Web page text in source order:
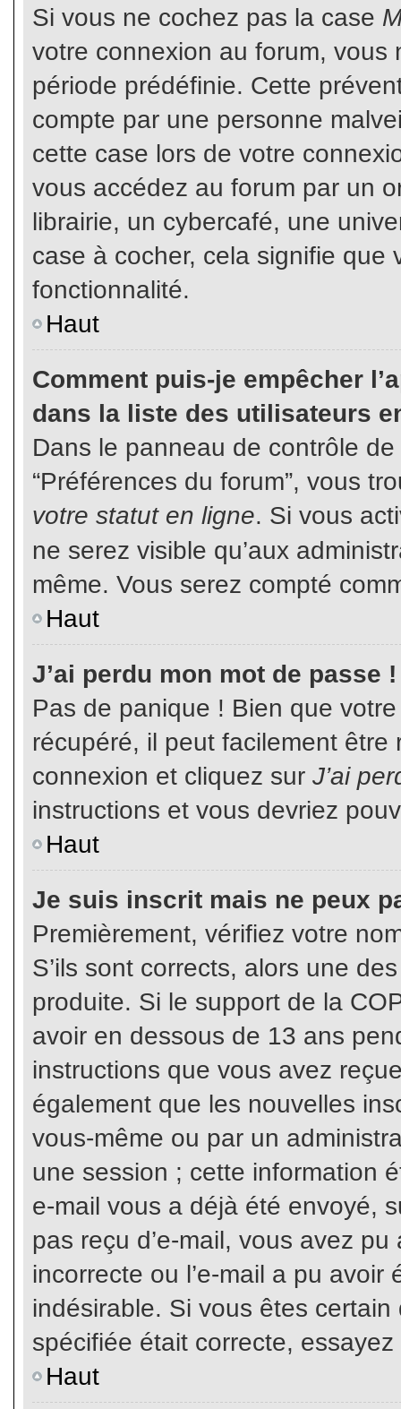
Si vous ne cochez pas la case
votre connexion au forum,
période prédéfinie. Cette
compte par une personne
cette case lors de votre
vous accédez au forum par un
librairie, un cybercafé, une
case à cocher, cela signifie que
fonctionnalité.
Haut
Comment puis-je empêcher
dans la liste des utilisateurs
Dans le panneau de contrôle
“Préférences du forum”, vous
votre statut en ligne. Si vous
ne serez visible qu’aux
même. Vous serez compté
Haut
J’ai perdu mon mot de passe !
Pas de panique ! Bien que
récupéré, il peut facilement
connexion et cliquez sur J’ai
instructions et vous devriez
Haut
Je suis inscrit mais ne peux
Premièrement, vérifiez votre
S’ils sont corrects, alors une
produite. Si le support de la
avoir en dessous de 13 ans
instructions que vous avez
également que les nouvelles
vous-même ou par un
une session ; cette information
e-mail vous a déjà été envoyé,
pas reçu d’e-mail, vous avez
incorrecte ou l’e-mail a pu
indésirable. Si vous êtes
spécifiée était correcte,
Haut